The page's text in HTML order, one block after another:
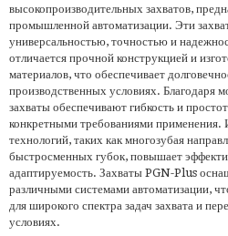
высокопроизводительных захватов,
промышленной автоматизации. Эти
универсальностью, точностью и
отличается прочной конструкцией и
материалов, что обеспечивает
производственных условиях. Благодаря
захваты обеспечивают гибкость и
конкретными требованиями применения.
технологий, таких как многозубая
быстросменных губок, повышает
адаптируемость. Захваты PGN-Plus
различными системами автоматизации,
для широкого спектра задач захвата и
условиях.